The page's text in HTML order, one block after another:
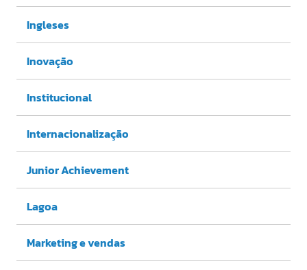
Ingleses
Inovação
Institucional
Internacionalização
Junior Achievement
Lagoa
Marketing e vendas